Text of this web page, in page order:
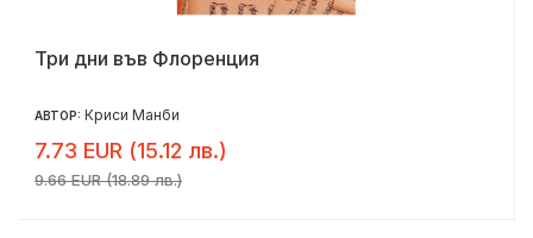
Три дни във Флоренция
АВТОР: Криси Манби
7.73 EUR (15.12 лв.)
9.66 EUR (18.89 лв.)